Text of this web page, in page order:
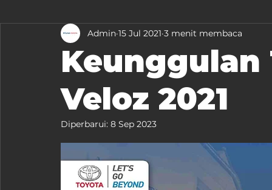
Keunggulan
Veloz 2021
Admin 15 Jul 2021 3 menit membaca
Diperbarui: 8 Sep 2023